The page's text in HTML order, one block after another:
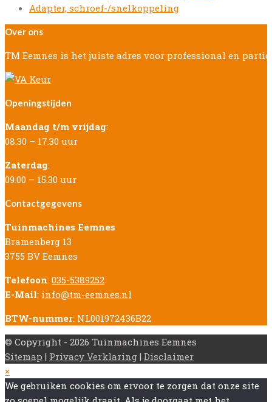
post:
next
post:
Adapter, schroef-/snelkoppeling
Over ons
TM Eemnes is het juiste adres voor professional en
Openingstijden
Maandag t/m vrijdag:
08.30 – 17.30 uur
Zaterdag:
09.00 – 15.30 uur
Contactgegevens
Tuinmachines Eemnes
Bramenberg 13
3755 BV Eemnes
Telefoon: 035-5389252
E-Mail: info@tm-eemnes.nl
BTW-nummer: NL001972436B22
© Copyright - 2026 Tuinmachines Eemnes
Sitemap | Privacy Verklaring | Disclaimer
Back
To
Top
×
We gebruiken cookies om ervoor te zorgen dat onze site